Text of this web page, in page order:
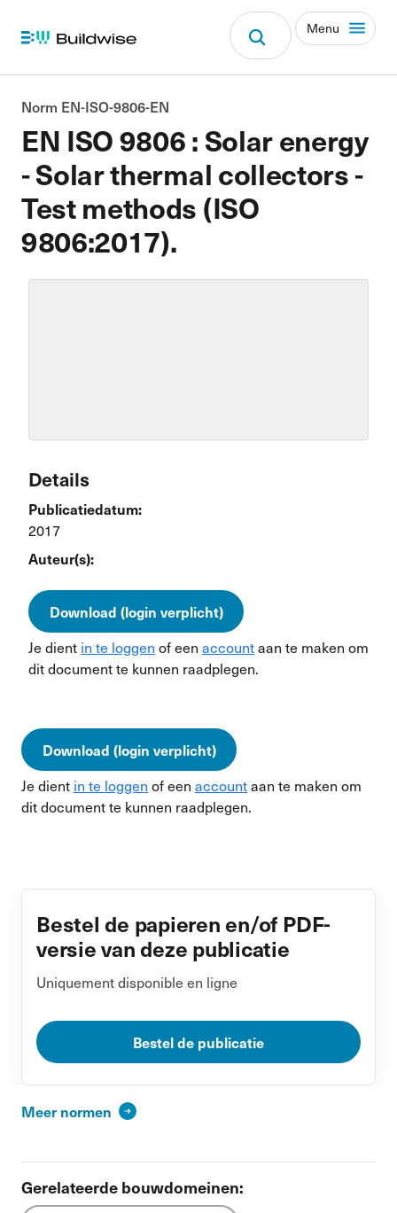
Menu
EN ISO 9806 : Solar energy
- Solar thermal collectors -
Test methods (ISO
9806:2017).
Norm EN-ISO-9806-EN
Details
Publicatiedatum:
2017
Auteur(s):
Download (login verplicht)
Je dient in te loggen of een accountaan te maken om
dit document te kunnen raadplegen.
Download (login verplicht)
Je dient in te loggen of een accountaan te maken om
dit document te kunnen raadplegen.
Bestel de papieren en/of PDF-
versie van deze publicatie
Uniquement disponible en ligne
Bestel de publicatie
Meer normen
Gerelateerde bouwdomeinen: